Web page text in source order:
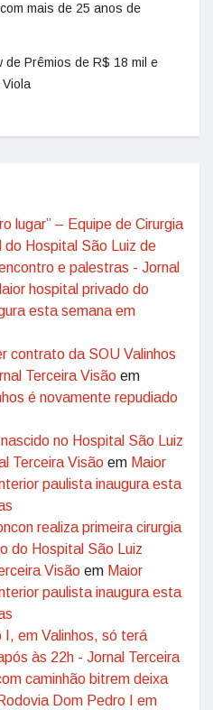
mais de 25 anos de
de Prêmios de R$ 18 mil e
lugar” – Equipe de Cirurgia
do Hospital São Luiz de
e palestras - Jornal
hospital privado do
esta semana em
contrato da SOU Valinhos
Terceira Visão em
é novamente repudiado
no Hospital São Luiz
Terceira Visão em Maior
paulista inaugura esta
realiza primeira cirurgia
do Hospital São Luiz
Visão em Maior
paulista inaugura esta
I, em Valinhos, só terá
às 22h - Jornal Terceira
caminhão bitrem deixa
Dom Pedro I em